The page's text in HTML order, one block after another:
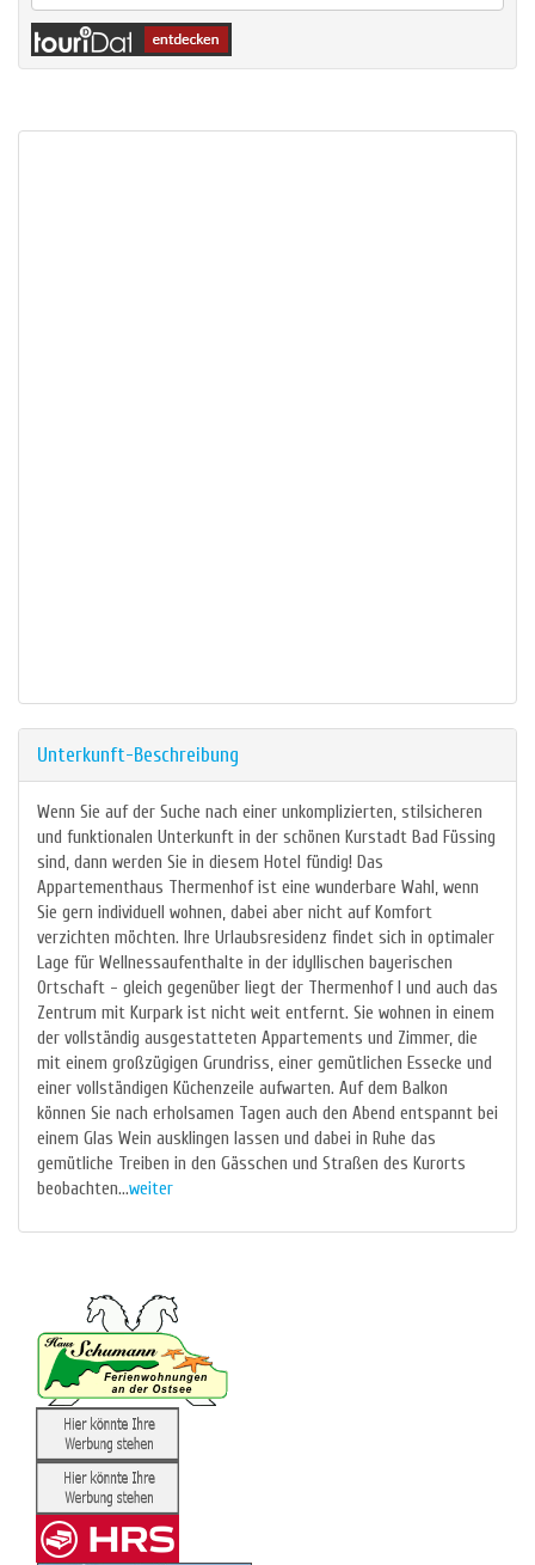
Unterkunft-Beschreibung
Wenn Sie auf der Suche nach einer unkomplizierten, stilsicheren
und funktionalen Unterkunft in der schönen Kurstadt Bad Füssing
sind, dann werden Sie in diesem Hotel fündig! Das
Appartementhaus Thermenhof ist eine wunderbare Wahl, wenn
Sie gern individuell wohnen, dabei aber nicht auf Komfort
verzichten möchten. Ihre Urlaubsresidenz findet sich in optimaler
Lage für Wellnessaufenthalte in der idyllischen bayerischen
Ortschaft - gleich gegenüber liegt der Thermenhof I und auch das
Zentrum mit Kurpark ist nicht weit entfernt. Sie wohnen in einem
der vollständig ausgestatteten Appartements und Zimmer, die
mit einem großzügigen Grundriss, einer gemütlichen Essecke und
einer vollständigen Küchenzeile aufwarten. Auf dem Balkon
können Sie nach erholsamen Tagen auch den Abend entspannt bei
einem Glas Wein ausklingen lassen und dabei in Ruhe das
gemütliche Treiben in den Gässchen und Straßen des Kurorts
beobachten...weiter